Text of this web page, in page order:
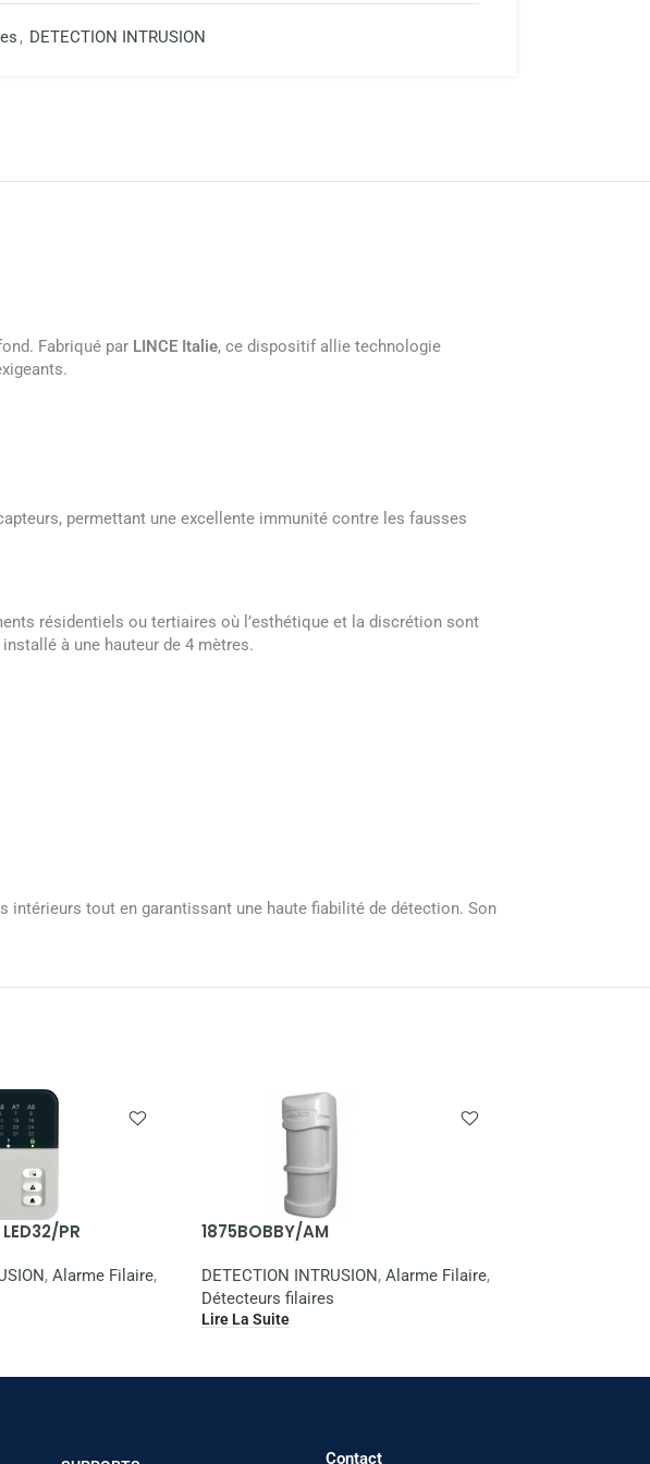
, DETECTION INTRUSION
Fabriqué par LINCE Italie, ce dispositif allie technologie
permettant une excellente immunité contre les fausses
résidentiels ou tertiaires où l’esthétique et la discrétion sont
installé à une hauteur de 4 mètres.
intérieurs tout en garantissant une haute fiabilité de détection. Son
PR
, Alarme Filaire,
1875BOBBY/AM
DETECTION INTRUSION , Alarme Filaire,
Détecteurs filaires
Lire La Suite
Contact